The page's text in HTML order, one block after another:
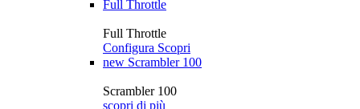
Full Throttle
Full Throttle
Configura Scopri
new Scrambler 100
Scrambler 100
scopri di più